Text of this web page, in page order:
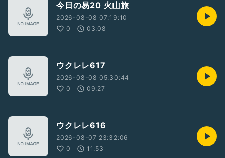
今日の易20 火山旅
2026-08-08 07:19:10
0
03:08
ウクレレ617
2026-08-08 05:30:44
0
09:27
ウクレレ616
2026-08-07 23:32:06
0
11:53